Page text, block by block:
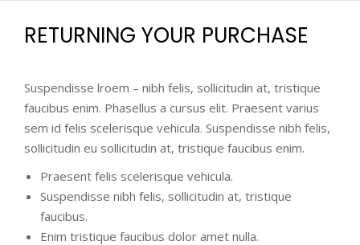
RETURNING YOUR PURCHASE
Suspendisse lroem – nibh felis, sollicitudin at, tristique
faucibus enim. Phasellus a cursus elit. Praesent varius
sem id felis scelerisque vehicula. Suspendisse nibh felis,
sollicitudin eu sollicitudin at, tristique faucibus enim.
Praesent felis scelerisque vehicula.
Suspendisse nibh felis, sollicitudin at, tristique
faucibus.
Enim tristique faucibus dolor amet nulla.